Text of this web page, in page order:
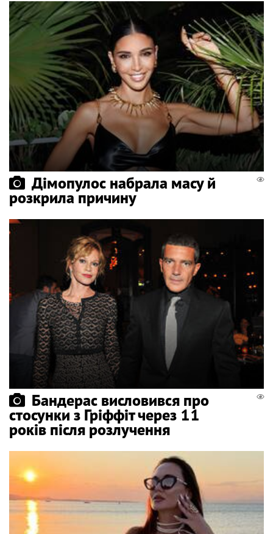
Дімопулос набрала масу й
розкрила причину
Бандерас висловився про
стосунки з Гріффіт через 11
років після розлучення